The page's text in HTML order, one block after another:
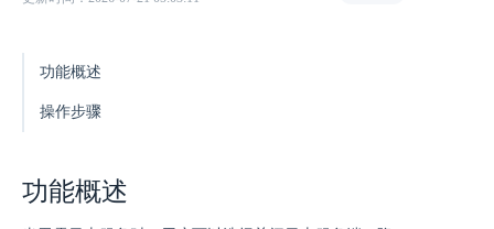
功能概述
操作步骤
功能概述